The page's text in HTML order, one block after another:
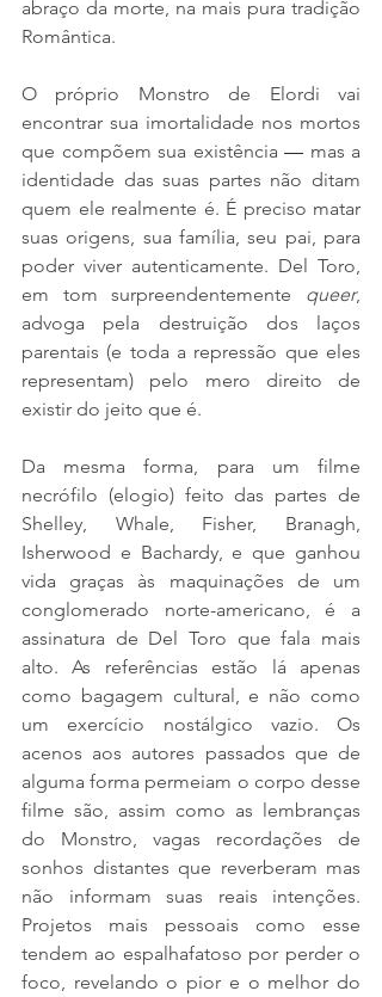
abraço da morte, na mais pura tradição
Romântica.
O próprio Monstro de Elordi vai
encontrar sua imortalidade nos mortos
que compõem sua existência — mas a
identidade das suas partes não ditam
quem ele realmente é. É preciso matar
suas origens, sua família, seu pai, para
poder viver autenticamente. Del Toro,
em tom surpreendentemente queer,
advoga pela destruição dos laços
parentais (e toda a repressão que eles
representam) pelo mero direito de
existir do jeito que é.
Da mesma forma, para um filme
necrófilo (elogio) feito das partes de
Shelley, Whale, Fisher, Branagh,
Isherwood e Bachardy, e que ganhou
vida graças às maquinações de um
conglomerado norte-americano, é a
assinatura de Del Toro que fala mais
alto. As referências estão lá apenas
como bagagem cultural, e não como
um exercício nostálgico vazio. Os
acenos aos autores passados que de
alguma forma permeiam o corpo desse
filme são, assim como as lembranças
do Monstro, vagas recordações de
sonhos distantes que reverberam mas
não informam suas reais intenções.
Projetos mais pessoais como esse
tendem ao espalhafatoso por perder o
foco, revelando o pior e o melhor do